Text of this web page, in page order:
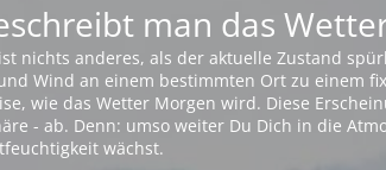
man das
nichts anderes, als der aktuelle Zustand
Wind an einem bestimmten Ort zu einem
wie das Wetter Morgen wird. Diese
- ab. Denn: umso weiter Du Dich in die
wächst.